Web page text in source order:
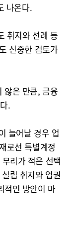
나온다.
취지와 선례 등
신중한 검토가
않은 만큼, 금융
.
늘어날 경우 업
로선 특별계정
리가 적은 선택
립 취지와 업권
적인 방안이 마